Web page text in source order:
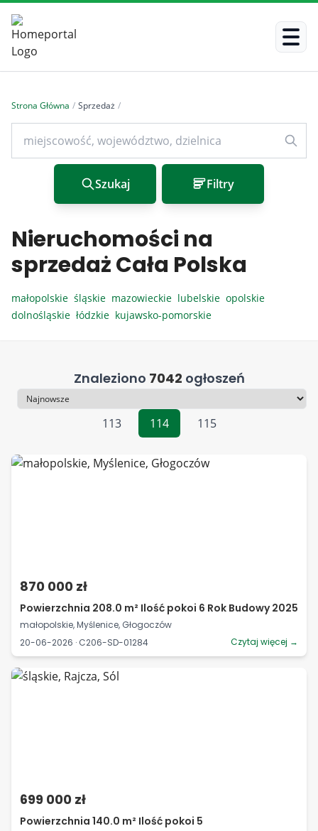
Strona Główna / Sprzedaż /
Szukaj Filtry
Nieruchomości na
sprzedaż Cała Polska
małopolskie śląskie mazowieckie lubelskie opolskie
dolnośląskie łódzkie kujawsko-pomorskie
Znaleziono 7042 ogłoszeń
Sortowanie
113
114 115
870 000 zł
Powierzchnia 208.0 m² Ilość pokoi 6 Rok Budowy 2025
małopolskie, Myślenice, Głogoczów
20-06-2026 · C206-SD-01284
Czytaj więcej →
699 000 zł
Powierzchnia 140.0 m² Ilość pokoi 5